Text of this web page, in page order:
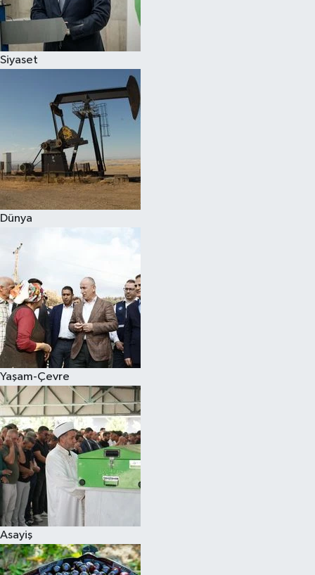
Siyaset
Dünya
Yaşam-Çevre
Asayiş
Spor
Çocuk
Eğitim
Hava Durumu
Kadın
Kültür Sanat
Sağlık
Siyaset
Teknoloji
Televizyon
Yaşam-Çevre